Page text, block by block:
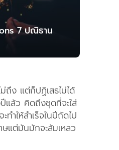
7 ปณิธาน
ถึง แต่ก็ปฏิเสธไม่ได้
แล้ว คิดถึงชุดที่จะใส่
ทำให้สำเร็จในปีถัดไป
ษแต่มันมักจะล้มเหลว